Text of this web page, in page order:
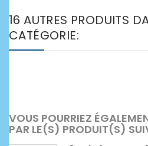
16 AUTRES PRODUITS
CATÉGORIE:
VOUS POURRIEZ
PAR LE(S) PRODUIT(S)